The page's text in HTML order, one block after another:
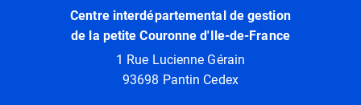
Centre interdépartemental de gestion
de la petite Couronne d'Ile-de-France
1 Rue Lucienne Gérain
93698 Pantin Cedex